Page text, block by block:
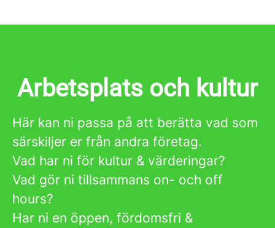
Arbetsplats och kultur
Här kan ni passa på att berätta vad som
särskiljer er från andra företag.
Vad har ni för kultur & värderingar?
Vad gör ni tillsammans on- och off
hours?
Har ni en öppen, fördomsfri &